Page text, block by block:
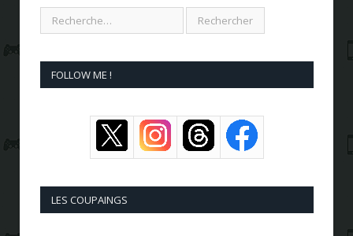
FOLLOW ME !
LES COUPAINGS